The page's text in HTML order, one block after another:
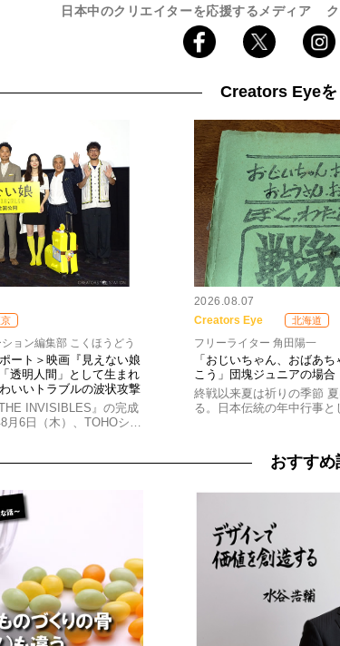
日本中のクリエイターを応援するメディア
Creators Eyeを
ョン編集部 こくほうどう
ート＞映画『見えない娘
透明人間」として生まれ
いいトラブルの波状攻撃
INVISIBLES』の完成
月6日（木）、TOHOシ…
2026.08.07
Creators Eye
北海道
フリーライター 角田陽一
「おじいちゃん、おばあ
こう」団塊ジュニアの場合
終戦以来夏は祈りの季節
る。日本伝統の年中行事
おすすめ